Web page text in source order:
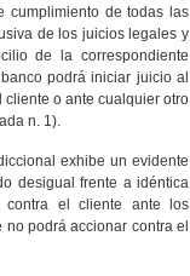
cumplimiento de todas las
de los juicios legales y
de la correspondiente
podrá iniciar juicio al
o ante cualquier otro
n. 1).
exhibe un evidente
desigual frente a idéntica
contra el cliente ante los
podrá accionar contra el